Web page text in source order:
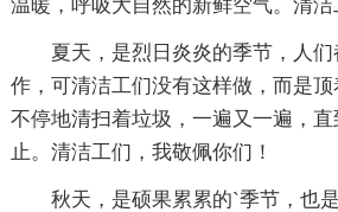
温暖，呼吸大自然的新鲜空气。清洁
夏天，是烈日炎炎的季节，人
作，可清洁工们没有这样做，而是顶
不停地清扫着垃圾，一遍又一遍，
止。清洁工们，我敬佩你们！
秋天，是硕果累累的`季节，也